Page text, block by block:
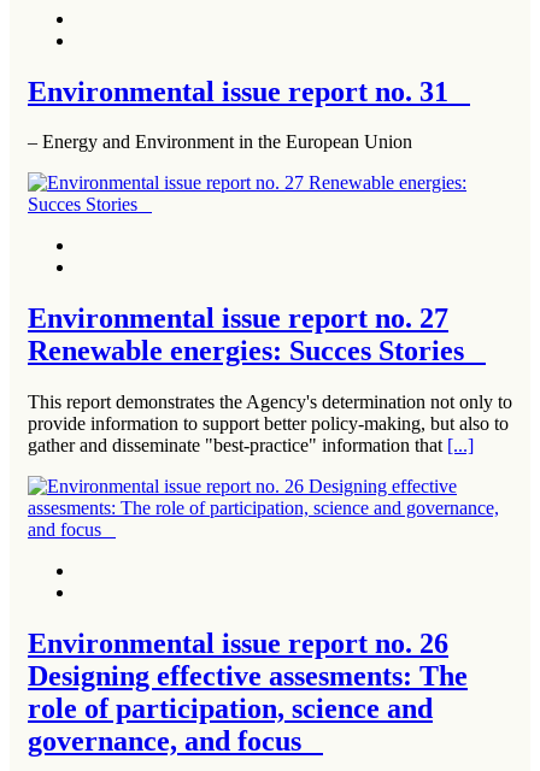
Environmental issue report no. 31
– Energy and Environment in the European Union
Environmental issue report no. 27
Renewable energies: Succes Stories
This report demonstrates the Agency's determination not only to
provide information to support better policy-making, but also to
gather and disseminate "best-practice" information that [...]
Environmental issue report no. 26
Designing effective assesments: The
role of participation, science and
governance, and focus